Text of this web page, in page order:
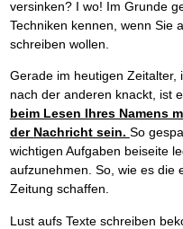
versinken? I wo! Im Grunde
Techniken kennen, wenn Sie
schreiben wollen.
Gerade im heutigen Zeitalter,
nach der anderen knackt, ist
beim Lesen Ihres Namens
der Nachricht sein. So
wichtigen Aufgaben beiseite
aufzunehmen. So, wie es die
Zeitung schaffen.
Lust aufs Texte schreiben